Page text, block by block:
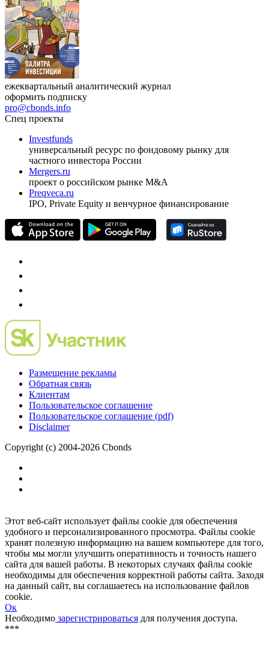
ЖурналCbonds Review
оформить подписку
pro@cbonds.info
Спец проекты
Investfunds
универсальный ресурс по фондовому рынку для
частного инвестора России
проект о российском рынке M&A
Preqveca.ru
Размещение рекламы
Обратная связь
Пользовательское соглашение
Copyright (c) 2004-2026 Cbonds
Этот веб-сайт использует файлы cookie для обеспечения
удобного и персонализированного просмотра. Файлы cookie
хранят полезную информацию на вашем компьютере для того,
чтобы мы могли улучшить оперативность и точность нашего
сайта для вашей работы. В некоторых случаях файлы cookie
необходимы для обеспечения корректной работы сайта. Заходя
на данный сайт, вы соглашаетесь на использование файлов